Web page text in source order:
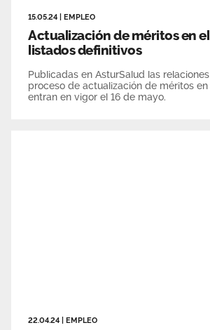
15.05.24 EMPLEO
Actualización de méritos en
listados definitivos
Publicadas en AsturSalud las
proceso de actualización de méritos en
entran en vigor el 16 de mayo.
22.04.24 EMPLEO